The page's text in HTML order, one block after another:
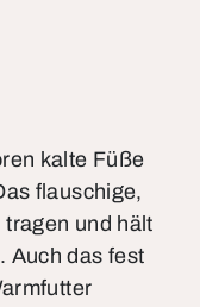
kalte Füße
flauschige,
und hält
Auch das fest